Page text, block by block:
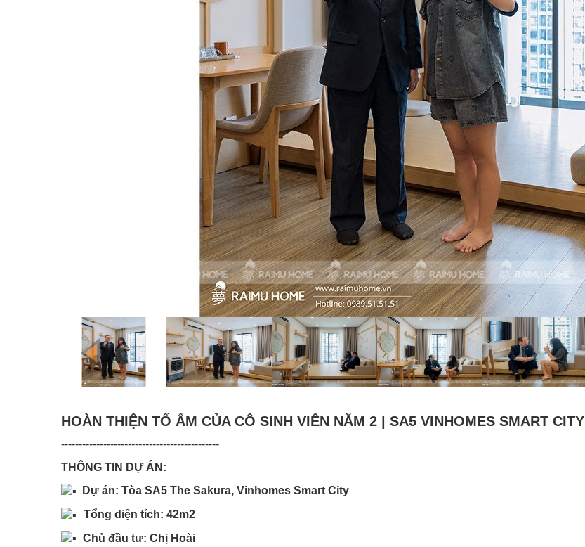
HOÀN THIỆN TỔ ẤM CỦA CÔ SINH VIÊN NĂM 2 | SA5 VINHOMES SMART CITY
---------------------------------------------
THÔNG TIN DỰ ÁN:
Dự án: Tòa SA5 The Sakura, Vinhomes Smart City
Tổng diện tích: 42m2 ​
Chủ đầu tư: Chị Hoài